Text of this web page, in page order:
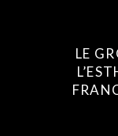
LE